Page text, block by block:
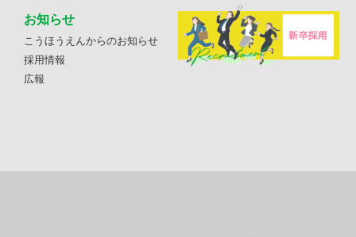
お知らせ
こうほうえんからのお知らせ
採用情報
広報